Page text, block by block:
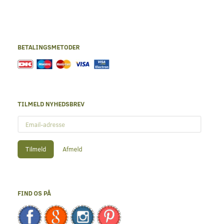
BETALINGSMETODER
TILMELD NYHEDSBREV
adresse
Tilmeld Afmeld
FIND OS PÅ